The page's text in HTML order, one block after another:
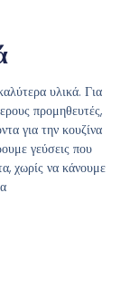
υλικά. Για
προμηθευτές,
για την κουζίνα
γεύσεις που
χωρίς να κάνουμε